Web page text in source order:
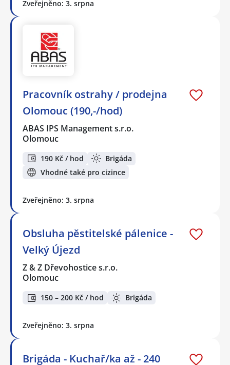
Zveřejněno: 3. srpna
Pracovník ostrahy / prodejna
Olomouc (190,-/hod)
ABAS IPS Management s.r.o.
Olomouc
190 Kč / hod
Brigáda
Vhodné také pro cizince
Zveřejněno: 3. srpna
Obsluha pěstitelské pálenice -
Velký Újezd
Z & Z Dřevohostice s.r.o.
Olomouc
150 – 200 Kč / hod Brigáda
Zveřejněno: 3. srpna
Brigáda - Kuchař/ka až - 240